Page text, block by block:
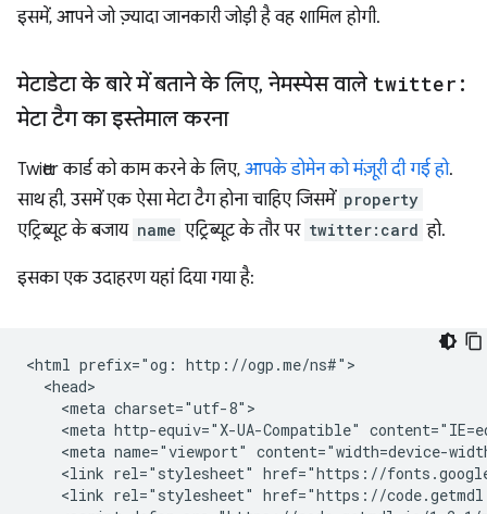
इसमें, आपने जो ज़्यादा जानकारी जोड़ी है वह शामिल होगी.
मेटाडेटा के बारे में बताने के लिए, नेमस्पेस वाले twitter:
मेटा टैग का इस्तेमाल करना
Twitter कार्ड को काम करने के लिए, आपके डोमेन को मंज़ूरी दी गई हो.
साथ ही, उसमें एक ऐसा मेटा टैग होना चाहिए जिसमें property
एट्रिब्यूट के बजाय name एट्रिब्यूट के तौर पर twitter:card हो.
इसका एक उदाहरण यहां दिया गया है:
<html prefix="og: http://ogp.me/ns#">
  <head>
    <meta charset="utf-8">
<meta http-equiv="X-UA-Compatible"
<meta name="viewport" content="width=device-
<link rel="stylesheet" href="https://
<link rel="stylesheet" href="https://